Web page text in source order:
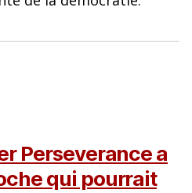
Perseverance a
qui pourrait